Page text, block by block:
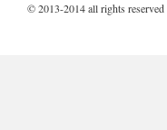
© 2013-2014 all rights reserved